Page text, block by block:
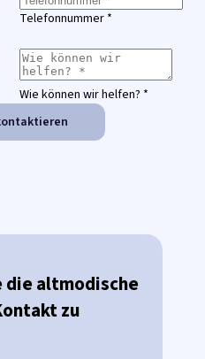
Telefonnummer *
Wie können wir helfen? *
die altmodische
zu